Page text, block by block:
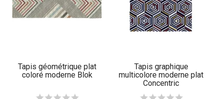
Tapis géométrique plat
coloré moderne Blok
Tapis graphique
multicolore moderne plat
Concentric